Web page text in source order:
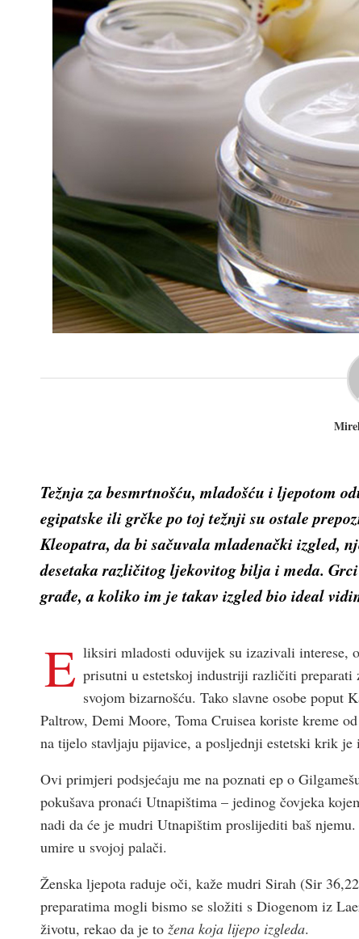
Težnja za besmrtnoš­ću, mladoš­ću i ljepotom
egipatske ili grčke po toj težnji su ostale
Kleopatra, da bi sačuvala mladenački izgled,
desetaka različitog ljekovitog bilja i meda.
građe, a koliko im je takav izgled bio ideal
E liksiri mladosti oduvijek su izazivali interese,
prisutni u estetskoj industriji različiti
svojom bizarnoš­ću. Tako slavne osobe poput
Paltrow, Demi Moore, Toma Cruisea koriste kreme
na tijelo stavljaju pijavice, a posljednji estetski krik
Ovi primjeri podsjećaju me na poznati ep o
pokušava pronaći Utnapištima – jedinog čovjeka
nadi da će je mudri Utnapištim proslijediti baš
umire u svojoj palači.
Ženska ljepota raduje oči, kaže mudri Sirah (Sir
preparatima mogli bismo se složiti s Diogenom iz
životu, rekao da je to žena koja lijepo izgleda.